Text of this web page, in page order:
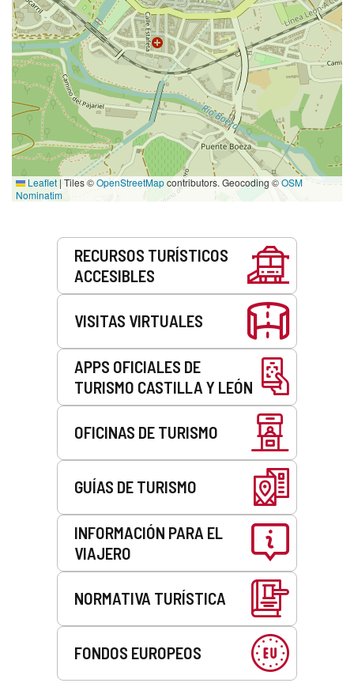
Leaflet | Tiles ©OpenStreetMapcontributors. Geocoding ©OSM
Nominatim
RECURSOS TURÍSTICOS
ACCESIBLES
VISITAS VIRTUALES
APPS OFICIALES DE
TURISMO CASTILLA Y LEÓN
OFICINAS DE TURISMO
GUÍAS DE TURISMO
INFORMACIÓN PARA EL
VIAJERO
NORMATIVA TURÍSTICA
FONDOS EUROPEOS